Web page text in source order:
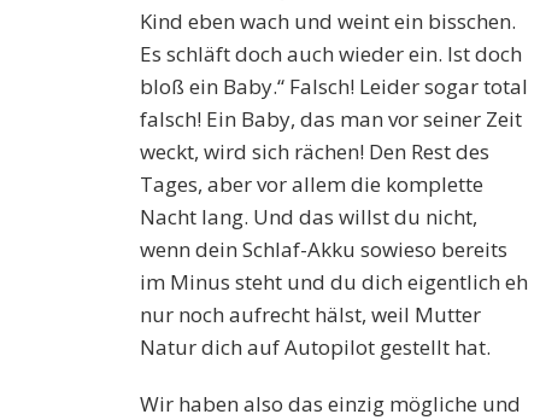
Kind eben wach und weint ein bisschen.
Es schläft doch auch wieder ein. Ist doch
bloß ein Baby.“ Falsch! Leider sogar total
falsch! Ein Baby, das man vor seiner Zeit
weckt, wird sich rächen! Den Rest des
Tages, aber vor allem die komplette
Nacht lang. Und das willst du nicht,
wenn dein Schlaf-Akku sowieso bereits
im Minus steht und du dich eigentlich eh
nur noch aufrecht hälst, weil Mutter
Natur dich auf Autopilot gestellt hat.
Wir haben also das einzig mögliche und